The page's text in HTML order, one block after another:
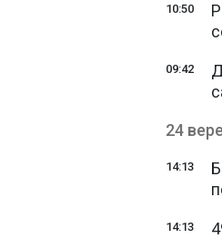
10:50
09:42
24
14:13
14:13